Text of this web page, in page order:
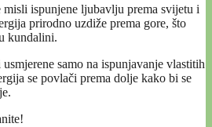
misli ispunjene ljubavlju prema svijetu i
prirodno uzdiže prema gore, što
kundalini.
samo na ispunjavanje vlastitih
se povlači prema dolje kako bi se